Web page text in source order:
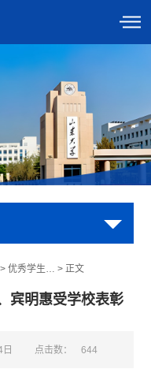
优秀学生… > 正文
宾明惠受学校表彰
点击数： 644